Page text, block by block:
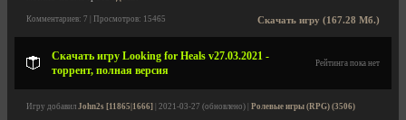
Скачать игру (167.28 Мб.)
Комментариев: 7 | Просмотров: 15465
Скачать игру Looking for Heals v27.03.2021 -
торрент, полная версия
Рейтинга пока нет
Игру добавил John2s [11865|1666] | 2021-03-27 (обновлено) | Ролевые игры (RPG) (3506)